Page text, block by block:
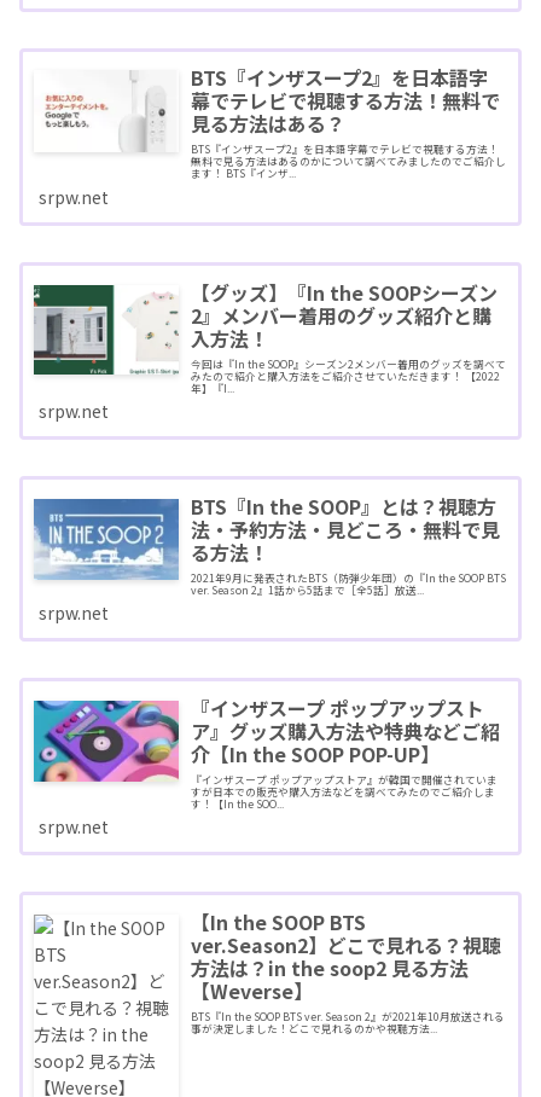
BTS『インザスープ2』を日本語字
幕でテレビで視聴する方法！無料で
見る方法はある？
BTS『インザスープ2』を日本語字幕でテレビで視聴する方法！
無料で見る方法はあるのかについて調べてみましたのでご紹介し
ます！ BTS『インザ...
srpw.net
【グッズ】『In the SOOPシーズン
2』メンバー着用のグッズ紹介と購
入方法！
今回は『In the SOOP』シーズン2メンバー着用のグッズを調べて
みたので紹介と購入方法をご紹介させていただきます！ 【2022
年】『I...
srpw.net
BTS『In the SOOP』とは？視聴方
法・予約方法・見どころ・無料で見
る方法！
2021年9月に発表されたBTS（防弾少年団）の『In the SOOP BTS
ver. Season 2』1話から5話まで［全5話］放送...
srpw.net
『インザスープ ポップアップスト
ア』グッズ購入方法や特典などご紹
介【In the SOOP POP-UP】
『インザスープ ポップアップストア』が韓国で開催されていま
すが日本での販売や購入方法などを調べてみたのでご紹介しま
す！【In the SOO...
srpw.net
【In the SOOP BTS
ver.Season2】どこで見れる？視聴
方法は？in the soop2 見る方法
【Weverse】
BTS『In the SOOP BTS ver. Season 2』が2021年10月放送される
事が決定しました！どこで見れるのかや視聴方法...